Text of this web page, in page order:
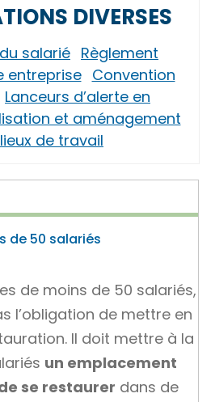
DIVERSES
salarié Règlement
entreprise Convention
Lanceurs d’alerte en
et aménagement
de travail
de 50 salariés
de moins de 50 salariés,
l’obligation de mettre en
Il doit mettre à la
un emplacement
se restaurer dans de